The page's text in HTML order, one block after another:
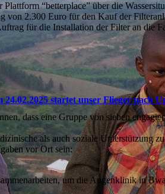
Plattform “betterplace” über die
von 2.300 Euro für den Kauf der
für die Installation der Filter an die
24.02.2025 startet unser Flieger nach
dass eine Gruppe von sieben
als auch soziale Unterstützung
vor Ort sein:
um die Augenklinik in